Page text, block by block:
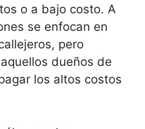
o a bajo costo. A
se enfocan en
pero
dueños de
los altos costos